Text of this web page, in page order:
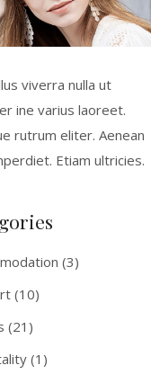
viverra nulla ut
ine varius laoreet.
rutrum eliter. Aenean
Etiam ultricies.
(3)
(10)
(21)
(1)